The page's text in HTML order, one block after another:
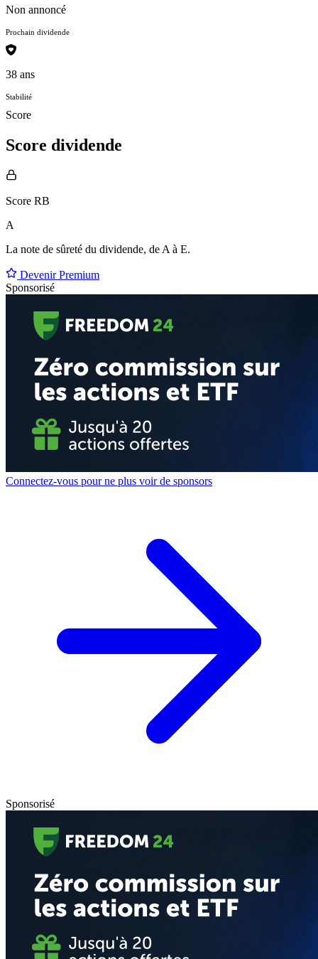
Non annoncé
Prochain dividende
38 ans
Stabilité
Score
Score dividende
Score RB
A
La note de sûreté du dividende, de A à E.
Devenir Premium
Sponsorisé
Connectez-vous pour ne plus voir de sponsors
Sponsorisé